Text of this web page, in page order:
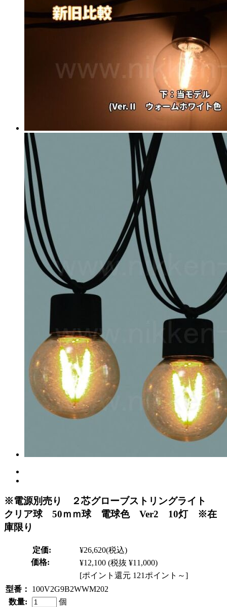
※電源別売り ２芯グローブストリングライト
クリア球 50ｍｍ球 電球色 Ver2 10灯 ※在
庫限り
定価: ¥26,620(税込)
価格:
¥12,100 (税抜 ¥11,000)
[ポイント還元 121ポイント～]
型番：
100V2G9B2WWM202
数量:
個